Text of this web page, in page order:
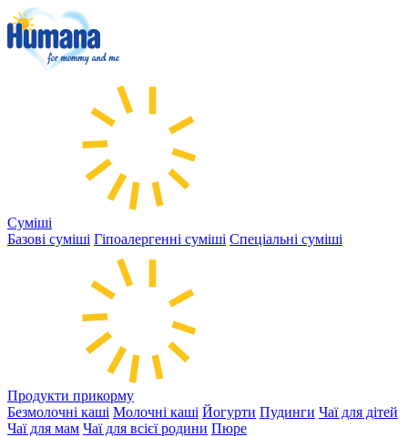
Суміші
Базові суміші Гіпоалергенні суміші Спеціальні суміші
Продукти прикорму
Безмолочні каші Молочні каші Йогурти Пудинги Чаї для дітей
Чаї для мам Чаї для всієї родини Пюре